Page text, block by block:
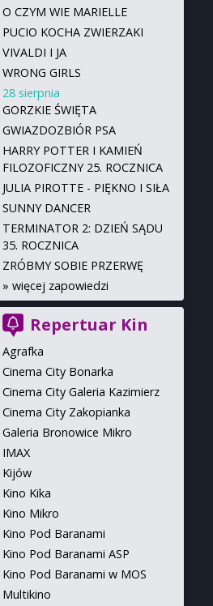
O CZYM WIE MARIELLE
PUCIO KOCHA ZWIERZAKI
VIVALDI I JA
WRONG GIRLS
28 sierpnia
GORZKIE ŚWIĘTA
GWIAZDOZBIÓR PSA
HARRY POTTER I KAMIEŃ
FILOZOFICZNY 25. ROCZNICA
JULIA PIROTTE - PIĘKNO I SIŁA
SUNNY DANCER
TERMINATOR 2: DZIEŃ SĄDU
35. ROCZNICA
ZRÓBMY SOBIE PRZERWĘ
» więcej zapowiedzi
Repertuar Kin
Agrafka
Cinema City Bonarka
Cinema City Galeria Kazimierz
Cinema City Zakopianka
Galeria Bronowice Mikro
IMAX
Kijów
Kino Kika
Kino Mikro
Kino Pod Baranami
Kino Pod Baranami ASP
Kino Pod Baranami w MOS
Multikino